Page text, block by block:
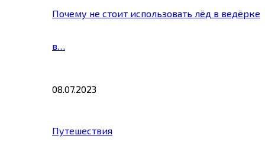
Почему не стоит использовать лёд в ведёрке
в…
08.07.2023
Путешествия